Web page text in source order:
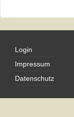
Login
Impressum
Datenschutz